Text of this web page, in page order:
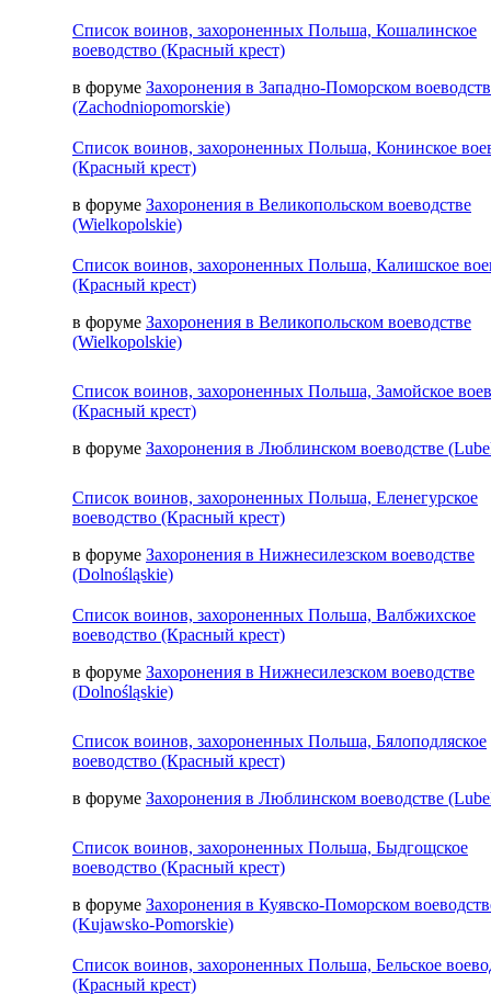
Список воинов, захороненных Польша, Кошалинское
воеводство (Красный крест)
в форуме Захоронения в Западно-Поморском
(Zachodniopomorskie)
Список воинов, захороненных Польша, Конинское
(Красный крест)
в форуме Захоронения в Великопольском воеводстве
(Wielkopolskie)
Список воинов, захороненных Польша, Калишское
(Красный крест)
в форуме Захоронения в Великопольском воеводстве
(Wielkopolskie)
Список воинов, захороненных Польша, Замойское
(Красный крест)
в форуме Захоронения в Люблинском воеводстве
Список воинов, захороненных Польша, Еленегурское
воеводство (Красный крест)
в форуме Захоронения в Нижнесилезском воеводстве
(Dolnośląskie)
Список воинов, захороненных Польша, Валбжихское
воеводство (Красный крест)
в форуме Захоронения в Нижнесилезском воеводстве
(Dolnośląskie)
Список воинов, захороненных Польша, Бялоподляское
воеводство (Красный крест)
в форуме Захоронения в Люблинском воеводстве
Список воинов, захороненных Польша, Быдгощское
воеводство (Красный крест)
в форуме Захоронения в Куявско-Поморском
(Kujawsko-Pomorskie)
Список воинов, захороненных Польша, Бельское
(Красный крест)